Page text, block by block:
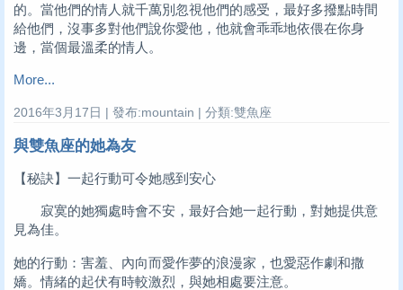
的。當他們的情人就千萬別忽視他們的感受，最好多撥點時間
給他們，沒事多對他們說你愛他，他就會乖乖地依偎在你身
邊，當個最溫柔的情人。
More...
2016年3月17日 | 發布:mountain | 分類:雙魚座
與雙魚座的她為友
【秘訣】一起行動可令她感到安心
寂寞的她獨處時會不安，最好合她一起行動，對她提供意
見為佳。
她的行動：害羞、內向而愛作夢的浪漫家，也愛惡作劇和撒
嬌。情緒的起伏有時較激烈，與她相處要注意。